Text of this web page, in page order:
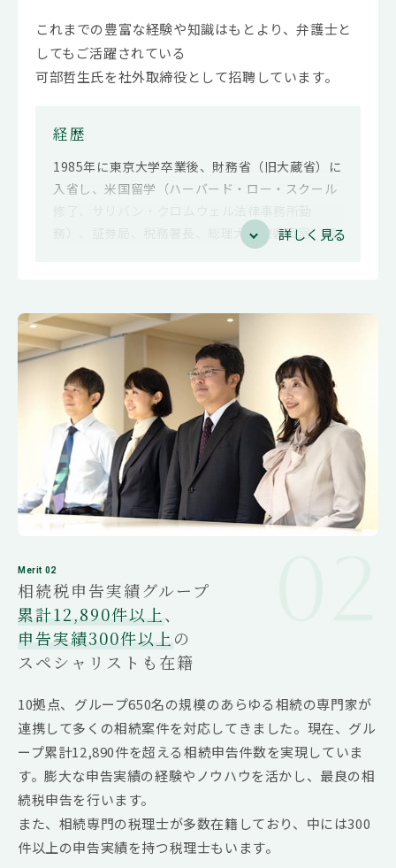
これまでの豊富な経験や知識はもとより、弁護士と
してもご活躍されている
可部哲生氏を社外取締役として招聘しています。
経歴
詳しく見る
1985年に東京大学卒業後、財務省（旧大蔵省）に
入省し、米国留学（ハーバード・ロー・スクール
務）、証券局、税務署長、総理大臣秘書官室、銀
官、大臣官房審議官、主計局次長、大臣官房総括
審議官、理財局長等を歴任されました。また、20
20年には国税庁長官に就任し、退職後は財務省顧
問となり、現在は弁護士、ニューヨーク州弁護士
および米国公認会計士として、東京大学大学院ビ
ジネスロー・比較法政研究センター客員教授等を
務めています。
（皆さまへ）
厚生労働省の統計によると、2022年の国内の死亡
を迎えました。
総務省の調査では、東京都の総世帯の平均家計資
産総額は、4700万円を超え、相続人が2人までの
場合、相続税の基礎控除額である4200万円を超え
ることになり、誰もが相続税を身近な存在と考え
ざるを得ない状況となっています。このような
中、親世代にとっては、できるだけ先送りしたい
事柄かもしれませんが、子世代にとっては、適切
な相続税対策は避けて通れない課題となっていま
す。その相続税対策を誰に依頼するかが難しいの
が、現実です。
「税」に関する対策ですので、本来は、税理士に
相談することがベストな選択だと理解はしていて
も、税理士との接点がない方々も少なくありませ
Merit 02
相続税申告実績グループ
累計12,890件以上、
申告実績300件以上 の
スペシャリストも在籍
10拠点、グループ650名の規模のあらゆる相続の専門家が
連携して多くの相続案件を対応してきました。現在、グル
ープ累計12,890件を超える相続申告件数を実現していま
す。膨大な申告実績の経験やノウハウを活かし、最良の相
続税申告を行います。
また、相続専門の税理士が多数在籍しており、中には300
件以上の申告実績を持つ税理士もいます。